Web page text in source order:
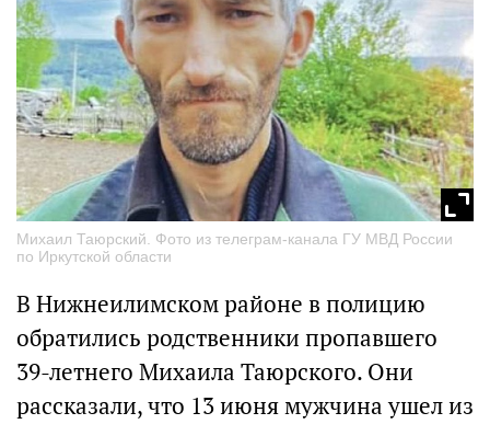
Михаил Таюрский. Фото из телеграм-канала ГУ МВД России
по Иркутской области
В Нижнеилимском районе в полицию
обратились родственники пропавшего
39-летнего Михаила Таюрского. Они
рассказали, что 13 июня мужчина ушел из